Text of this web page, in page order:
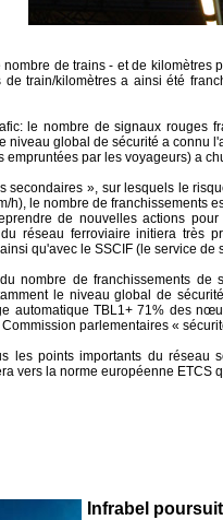
de trains - et de
train/kilomètres a ainsi été
le nombre de signaux rouges
niveau global de sécurité a connu
par les voyageurs) a
secondaires », sur lesquels le
h), le nombre de franchissements
de nouvelles actions
réseau ferroviaire initiera très
qu'avec le SSCIF (le service de
nombre de franchissements
le niveau global de
automatique TBL1+ 71% des
parlementaires «
les points importants du
vers la norme européenne
Infrabel